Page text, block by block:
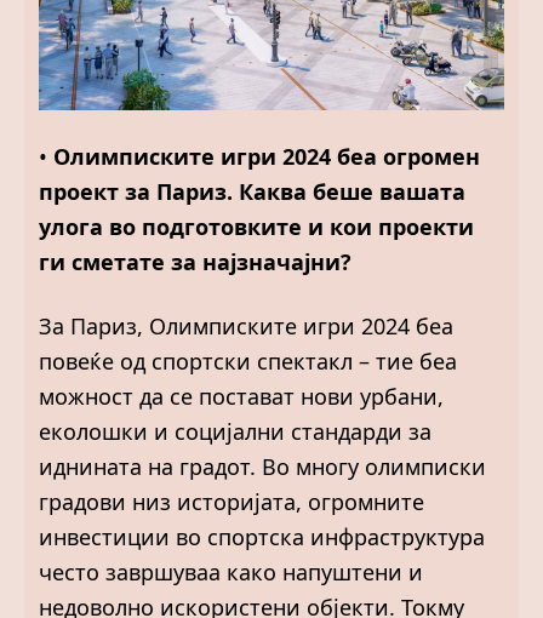
• Олимписките игри 2024 беа огромен
проект за Париз. Каква беше вашата
улога во подготовките и кои проекти
ги сметате за најзначајни?
За Париз, Олимписките игри 2024 беа
повеќе од спортски спектакл – тие беа
можност да се постават нови урбани,
еколошки и социјални стандарди за
иднината на градот. Во многу олимписки
градови низ историјата, огромните
инвестиции во спортска инфраструктура
често завршуваа како напуштени и
недоволно искористени објекти. Токму